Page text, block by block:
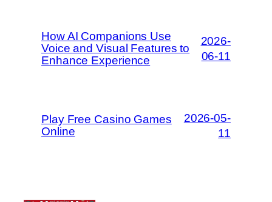
How AI Companions Use
Voice and Visual Features to
Enhance Experience
2026-
06-11
Play Free Casino Games
Online
2026-05-
11